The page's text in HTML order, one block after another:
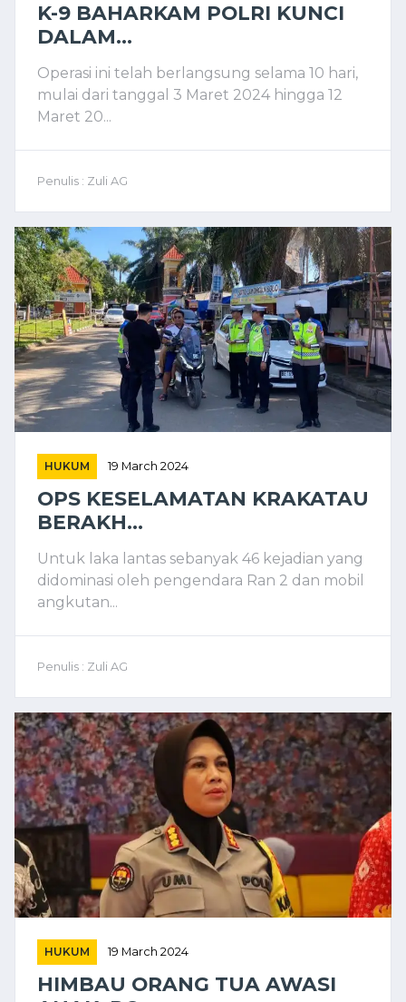
K-9 BAHARKAM POLRI KUNCI
DALAM...
Operasi ini telah berlangsung selama 10 hari,
mulai dari tanggal 3 Maret 2024 hingga 12
Maret 20...
Penulis : Zuli AG
HUKUM 19 March 2024
OPS KESELAMATAN KRAKATAU
BERAKH...
Untuk laka lantas sebanyak 46 kejadian yang
didominasi oleh pengendara Ran 2 dan mobil
angkutan...
Penulis : Zuli AG
HUKUM 19 March 2024
HIMBAU ORANG TUA AWASI